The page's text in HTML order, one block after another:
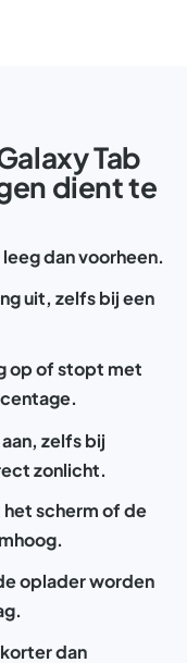
Tab
dient te
dan voorheen.
uit, zelfs bij een
op of stopt met
zelfs bij
zonlicht.
scherm of de
oplader worden
dan